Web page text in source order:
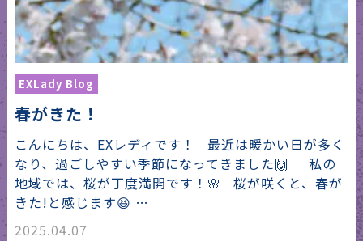
EXLady Blog
春がきた！
こんにちは、EXレディです！ 最近は暖かい日が多く
なり、過ごしやすい季節になってきました🙌 私の
地域では、桜が丁度満開です！🌸 桜が咲くと、春が
きた!と感じます😆 …
2025.04.07